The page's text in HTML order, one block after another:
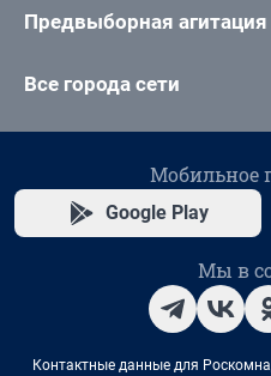
Предвыборная агитация
Все города сети
Мобильное
Google Play
Мы в
Контактные данные для